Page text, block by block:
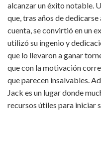
alcanzar un éxito notable.
que, tras años de
cuenta, se convirtió en un
utilizó su ingenio y
que lo llevaron a ganar
que con la motivación
que parecen insalvables.
Jack es un lugar donde
recursos útiles para iniciar